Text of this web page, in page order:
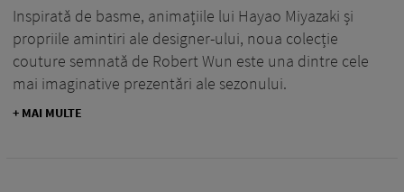
Inspirată de basme, animațiile lui Hayao Miyazaki și
propriile amintiri ale designer-ului, noua colecție
couture semnată de Robert Wun este una dintre cele
mai imaginative prezentări ale sezonului.
+ MAI MULTE